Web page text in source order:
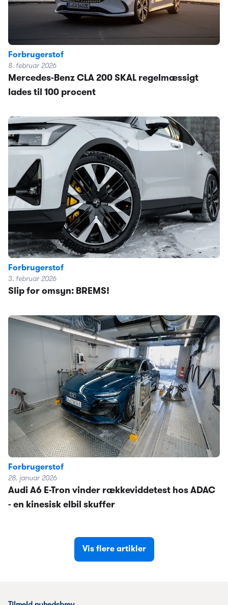
Forbrugerstof
8. februar 2026
Mercedes-Benz CLA 200 SKAL regelmæssigt
lades til 100 procent
Forbrugerstof
3. februar 2026
Slip for omsyn: BREMS!
Forbrugerstof
28. januar 2026
Audi A6 E-Tron vinder rækkeviddetest hos ADAC
- en kinesisk elbil skuffer
Vis flere artikler